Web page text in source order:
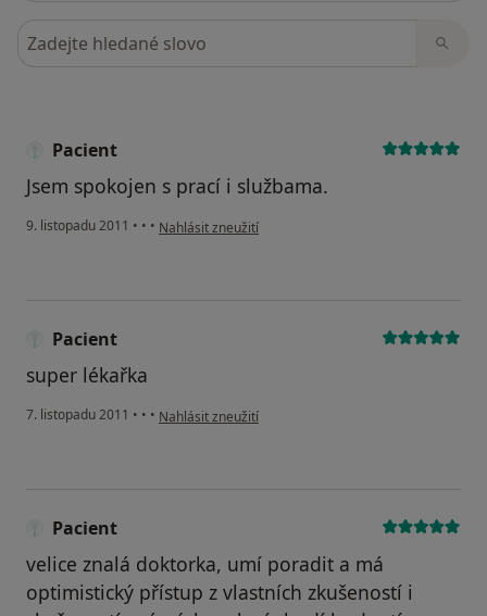
Hledejte v názorech
Pacient
Jsem spokojen s prací i službama.
9. listopadu 2011 • • • podle názoru uživatele Pacient
Nahlásit zneužití
Pacient
super lékařka
7. listopadu 2011 • • • podle názoru uživatele Pacient
Nahlásit zneužití
Pacient
velice znalá doktorka, umí poradit a má
optimistický přístup z vlastních zkušeností i